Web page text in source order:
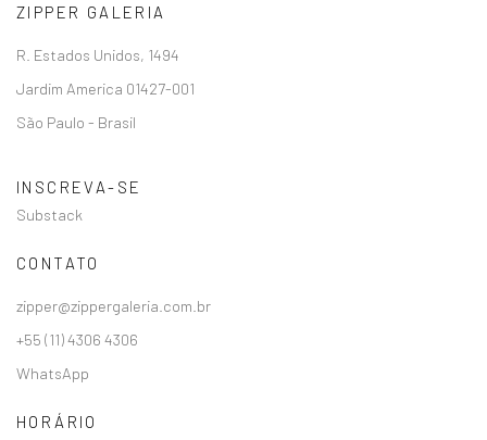
ZIPPER GALERIA
R. Estados Unidos, 1494
Jardim America 01427-001
São Paulo - Brasil
INSCREVA-SE
Substack
CONTATO
zipper@zippergaleria.com.br
+55 (11) 4306 4306
WhatsApp
HORÁRIO